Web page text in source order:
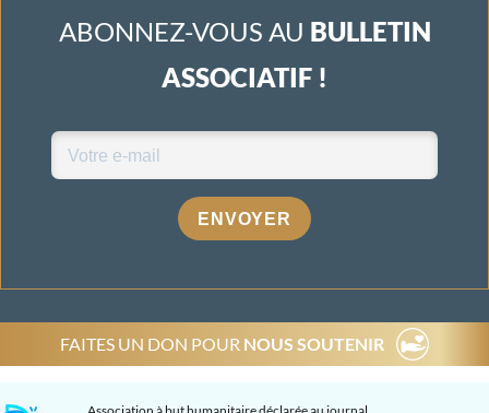
ABONNEZ-VOUS AU BULLETIN
ASSOCIATIF !
ENVOYER
FAITES UN DON POUR NOUS SOUTENIR